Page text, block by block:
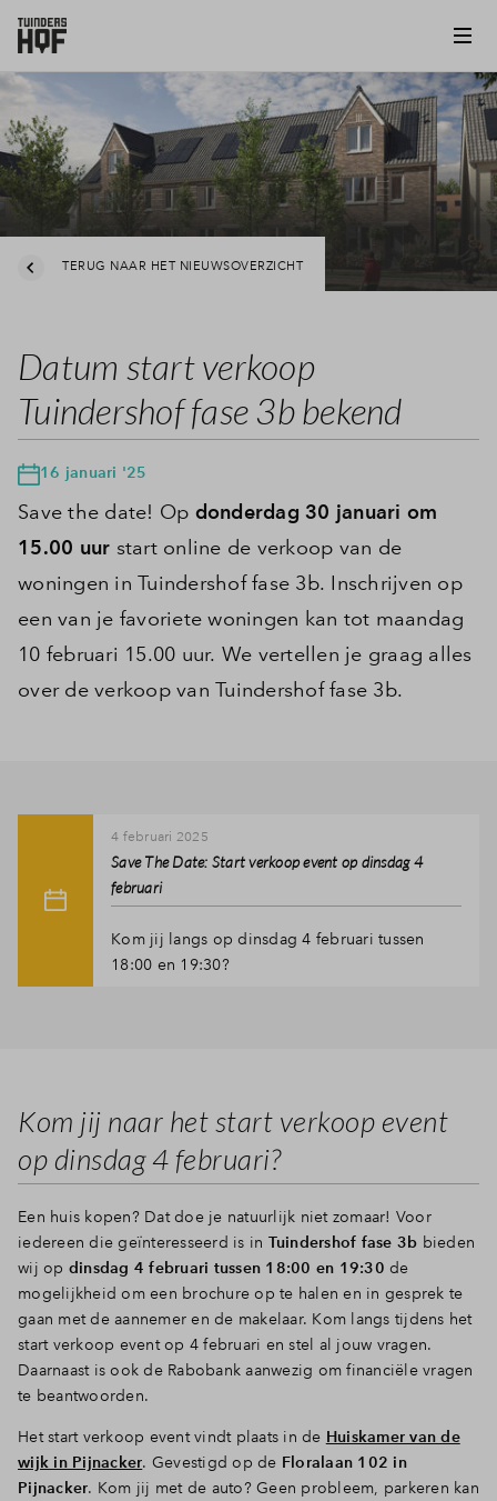
TERUG NAAR HET NIEUWSOVERZICHT
Datum start verkoop
Tuindershof fase 3b bekend
16 januari '25
Save the date! Op donderdag 30 januari om
15.00 uur start online de verkoop van de
woningen in Tuindershof fase 3b. Inschrijven op
een van je favoriete woningen kan tot maandag
10 februari 15.00 uur. We vertellen je graag alles
over de verkoop van Tuindershof fase 3b.
4 februari 2025
Save The Date: Start verkoop event op dinsdag 4
februari
Kom jij langs op dinsdag 4 februari tussen
18:00 en 19:30?
Kom jij naar het start verkoop event
op dinsdag 4 februari?
Een huis kopen? Dat doe je natuurlijk niet zomaar! Voor
iedereen die geïnteresseerd is in Tuindershof fase 3b bieden
wij op dinsdag 4 februari tussen 18:00 en 19:30 de
mogelijkheid om een brochure op te halen en in gesprek te
gaan met de aannemer en de makelaar. Kom langs tijdens het
start verkoop event op 4 februari en stel al jouw vragen.
Daarnaast is ook de Rabobank aanwezig om financiële vragen
te beantwoorden.
Het start verkoop event vindt plaats in de Huiskamer van de
wijk in Pijnacker. Gevestigd op de Floralaan 102 in
Pijnacker. Kom jij met de auto? Geen probleem, parkeren kan